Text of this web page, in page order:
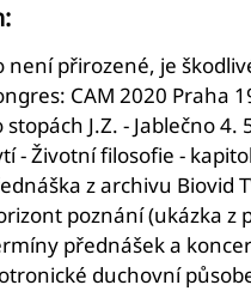
není přirozené, je
CAM 2020 Praha
stopách J.Z. - Jablečno 4.
- Životní filosofie -
z archivu Biovid
poznání (ukázka z
přednášek a
duchovní